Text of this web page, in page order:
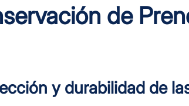
de
y durabilidad de